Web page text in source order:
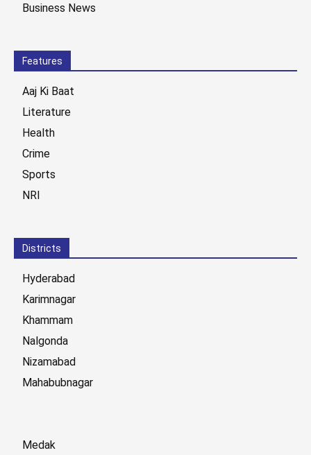
Business News
Features
Aaj Ki Baat
Literature
Health
Crime
Sports
NRI
Districts
Hyderabad
Karimnagar
Khammam
Nalgonda
Nizamabad
Mahabubnagar
Medak